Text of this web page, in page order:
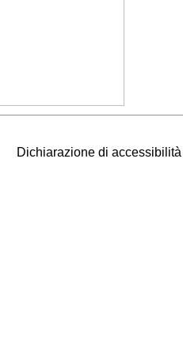
Dichiarazione di